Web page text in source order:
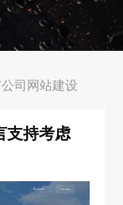
司网站建设
支持考虑